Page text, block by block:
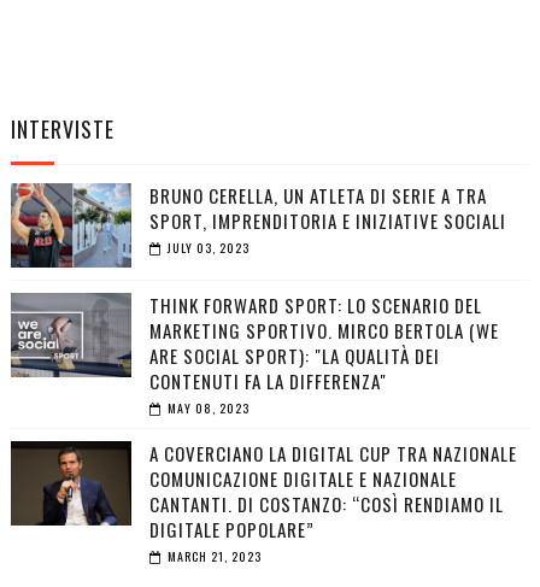
INTERVISTE
BRUNO CERELLA, UN ATLETA DI SERIE A TRA
SPORT, IMPRENDITORIA E INIZIATIVE SOCIALI
JULY 03, 2023
THINK FORWARD SPORT: LO SCENARIO DEL
MARKETING SPORTIVO. MIRCO BERTOLA (WE
ARE SOCIAL SPORT): "LA QUALITÀ DEI
CONTENUTI FA LA DIFFERENZA"
MAY 08, 2023
A COVERCIANO LA DIGITAL CUP TRA NAZIONALE
COMUNICAZIONE DIGITALE E NAZIONALE
CANTANTI. DI COSTANZO: “COSÌ RENDIAMO IL
DIGITALE POPOLARE”
MARCH 21, 2023